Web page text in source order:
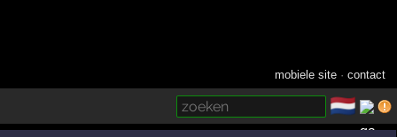
mobiele site ·contact
🇳🇱